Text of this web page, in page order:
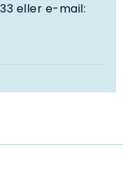
eller e-mail: